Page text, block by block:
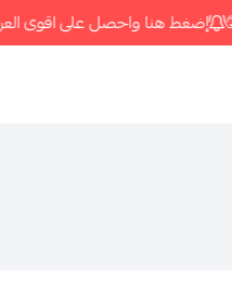
إضغط هنا واحصل على اقوى